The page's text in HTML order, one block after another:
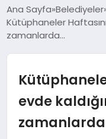
AFYON HABER
GÜNDEM
BELEDIYELER
Ana Sayfa Belediyeler
Kütüphaneler
zamanlarda…
evde